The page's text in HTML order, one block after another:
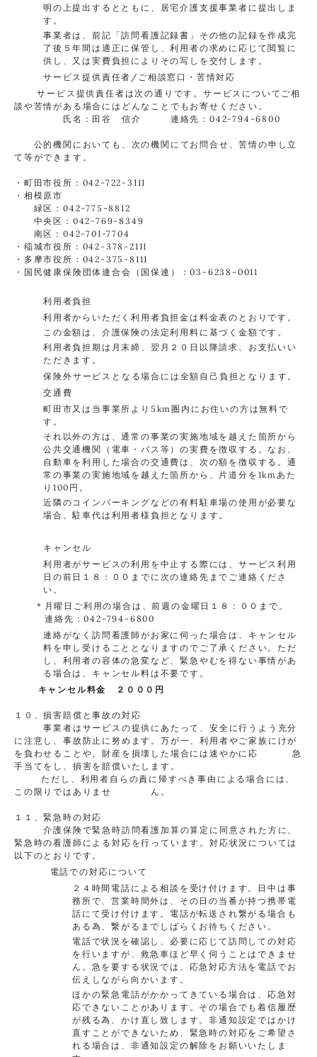
明の上提出するとともに、居宅介護支援事業者に提出しま
す。
事業者は、前記「訪問看護記録書」その他の記録を作成完
了後５年間は適正に保管し、利用者の求めに応じて閲覧に
供し、又は実費負担によりその写しを交付します。
サービス提供責任者/ご相談窓口・苦情対応
サービス提供責任者は次の通りです。サービスについてご相
談や苦情がある場合にはどんなことでもお寄せください。
氏名：田谷 信介 連絡先：042-794-6800
公的機関においても、次の機関にてお問合せ、苦情の申し立
て等ができます。
・町田市役所：042-722-3111
・相模原市
緑区：042-775-8812
中央区：042-769-8349
南区：042-701-7704
・稲城市役所：042-378-2111
・多摩市役所：042-375-8111
・国民健康保険団体連合会（国保連）：03-6238-0011
利用者負担
利用者からいただく利用者負担金は料金表のとおりです。
この金額は、介護保険の法定利用料に基づく金額です。
利用者負担期は月末締、翌月２０日以降請求、お支払いい
ただきます。
保険外サービスとなる場合には全額自己負担となります。
交通費
町田市又は当事業所より5km圏内にお住いの方は無料で
す。
それ以外の方は、通常の事業の実施地域を越えた箇所から
公共交通機関（電車・バス等）の実費を徴収する。なお、
自動車を利用した場合の交通費は、次の額を徴収する。通
常の事業の実施地域を越えた箇所から、片道分を1kmあた
り100円。
近隣のコインパーキングなどの有料駐車場の使用が必要な
場合、駐車代は利用者様負担となります。
キャンセル
利用者がサービスの利用を中止する際には、サービス利用
日の前日１８：００までに次の連絡先までご連絡くださ
い。
＊月曜日ご利用の場合は、前週の金曜日１８：００まで。
連絡先：042-794-6800
連絡がなく訪問看護師がお家に伺った場合は、キャンセル
料を申し受けることとなりますのでご了承ください。ただ
し、利用者の容体の急変など、緊急やむを得ない事情があ
る場合は、キャンセル料は不要です。
キャンセル料金 ２０００円
１０、損害賠償と事故の対応
事業者はサービスの提供にあたって、安全に行うよう充分
に注意し、事故防止に努めます。万が一、利用者やご家族にけが
を負わせることや、財産を損壊した場合には速やかに応 急
手当てをし、損害を賠償いたします。
ただし、利用者自らの責に帰すべき事由による場合には、
この限りではありませ ん。
１１、緊急時の対応
介護保険で緊急時訪問看護加算の算定に同意された方に、
緊急時の看護師による対応を行っています。対応状況については
以下のとおりです。
電話での対応について
２４時間電話による相談を受け付けます。日中は事
務所で、営業時間外は、その日の当番が持つ携帯電
話にて受け付けます。電話が転送され繋がる場合も
ある為、繋がるまでしばらくお待ちください。
電話で状況を確認し、必要に応じて訪問しての対応
を行いますが、救急車ほど早く伺うことはできませ
ん。急を要する状況では、応急対応方法を電話でお
伝えしながら向かいます。
ほかの緊急電話がかかってきている場合は、応急対
応できないことがあります。その場合でも着信履歴
が残る為、かけ直し致します。非通知設定ではかけ
直すことができないため、緊急時の対応をご希望さ
れる場合は、非通知設定の解除をお願いいたしま